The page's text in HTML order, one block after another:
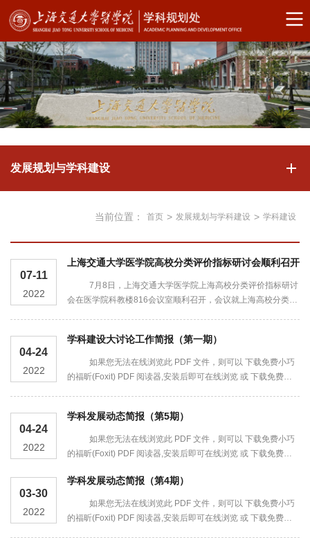
发展规划与学科建设
当前位置： 首页 > 发展规划与学科建设 > 学科建设
07-11
2022
上海交通大学医学院高校分类评价指标研讨会顺利召开
7月8日，上海交通大学医学院上海高校分类评价指标研讨
会在医学院科教楼816会议室顺利召开，会议就上海高校分类评
04-24
2022
学科建设大讨论工作简报（第一期）
如果您无法在线浏览此 PDF 文件，则可以 下载免费小巧
的福昕(Foxit) PDF 阅读器,安装后即可在线浏览 或 下载免费的
04-24
2022
学科发展动态简报（第5期）
如果您无法在线浏览此 PDF 文件，则可以 下载免费小巧
的福昕(Foxit) PDF 阅读器,安装后即可在线浏览 或 下载免费的
文件
03-30
2022
学科发展动态简报（第4期）
如果您无法在线浏览此 PDF 文件，则可以 下载免费小巧
的福昕(Foxit) PDF 阅读器,安装后即可在线浏览 或 下载免费的